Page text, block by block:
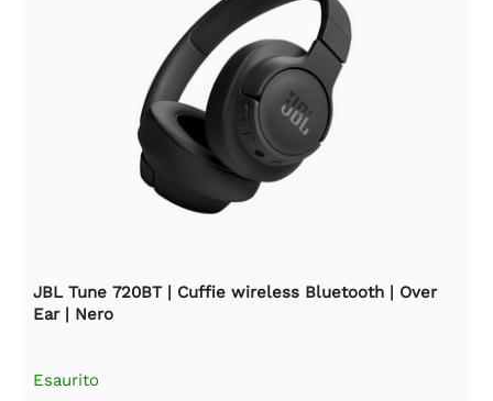
JBL Tune 720BT | Cuffie wireless Bluetooth | Over
Ear | Nero
Esaurito